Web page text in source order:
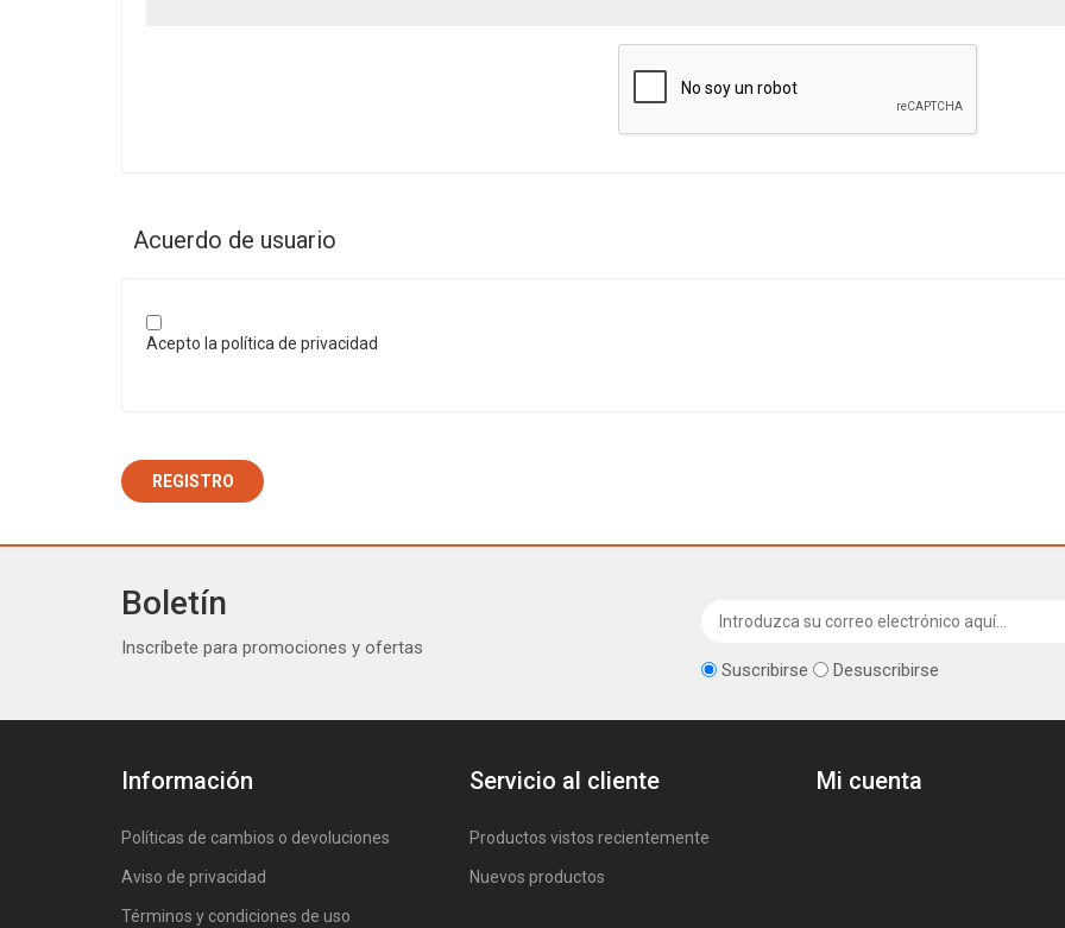
Acuerdo de usuario
Acepto la política de privacidad
Boletín
Inscríbete para promociones y ofertas
Suscribirse
Desuscribirse
Información
Políticas de cambios o devoluciones
Aviso de privacidad
Términos y condiciones de uso
Servicio al cliente
Productos vistos recientemente
Nuevos productos
Mi cuenta